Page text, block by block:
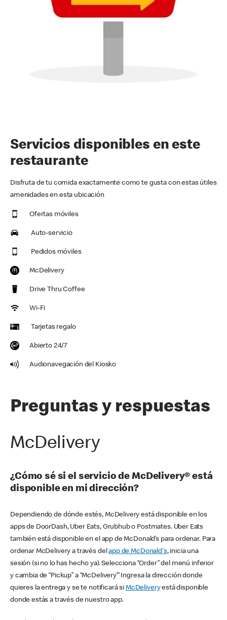
Servicios disponibles en este
restaurante
Disfruta de tu comida exactamente como te gusta con estas útiles
amenidades en esta ubicación
Ofertas móviles
Auto-servicio
Pedidos móviles
McDelivery
Drive Thru Coffee
Wi-Fi
Tarjetas regalo
Abierto 24/7
Audionavegación del Kiosko
Preguntas y respuestas
McDelivery
¿Cómo sé si el servicio de McDelivery® está
disponible en mi dirección?
Dependiendo de dónde estés, McDelivery está disponible en los
apps de DoorDash, Uber Eats, Grubhub o Postmates. Uber Eats
también está disponible en el app de McDonald’s para ordenar. Para
ordenar McDelivery a través delapp de McDonald's, inicia una
sesión (si no lo has hecho ya). Selecciona “Order” del menú inferior
y cambia de “Pickup” a “McDelivery’” Ingresa la dirección donde
quieres la entrega y se te notificará si McDeliveryestá disponible
donde estás a través de nuestro app.